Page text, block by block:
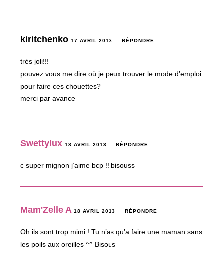
kiritchenko17 AVRIL 2013 RÉPONDRE
très joli!!!
pouvez vous me dire où je peux trouver le mode d’emploi
pour faire ces chouettes?
merci par avance
Swettylux 18 AVRIL 2013 RÉPONDRE
c super mignon j’aime bcp !! bisouss
Mam'Zelle A 18 AVRIL 2013 RÉPONDRE
Oh ils sont trop mimi ! Tu n’as qu’a faire une maman sans
les poils aux oreilles ^^ Bisous